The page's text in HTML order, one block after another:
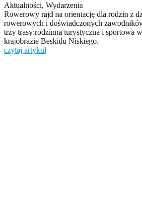
Aktualności, Wydarzenia
Rowerowy rajd na orientację dla rodzin z
rowerowych i doświadczonych
trzy trasy:rodzinna turystyczna i sportowa
krajobrazie Beskidu Niskiego.
czytaj artykuł